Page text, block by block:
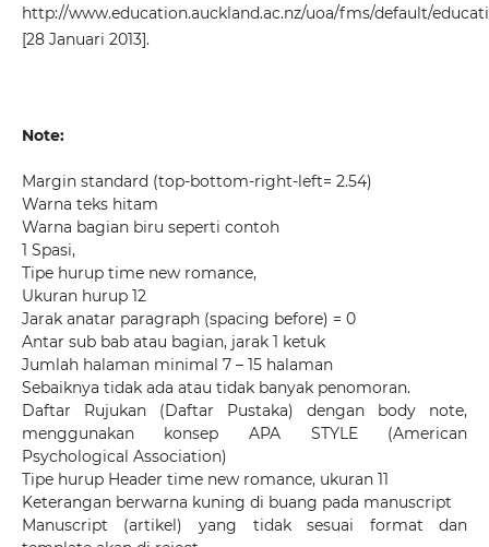
http://www.education.auckland.ac.nz/uoa/fms/default/
[28 Januari 2013].
Note:
Margin standard (top-bottom-right-left= 2.54)
Warna teks hitam
Warna bagian biru seperti contoh
1 Spasi,
Tipe hurup time new romance,
Ukuran hurup 12
Jarak anatar paragraph (spacing before) = 0
Antar sub bab atau bagian, jarak 1 ketuk
Jumlah halaman minimal 7 – 15 halaman
Sebaiknya tidak ada atau tidak banyak penomoran.
Daftar Rujukan (Daftar Pustaka) dengan body note,
menggunakan konsep APA STYLE (American
Psychological Association)
Tipe hurup Header time new romance, ukuran 11
Keterangan berwarna kuning di buang pada manuscript
Manuscript (artikel) yang tidak sesuai format dan